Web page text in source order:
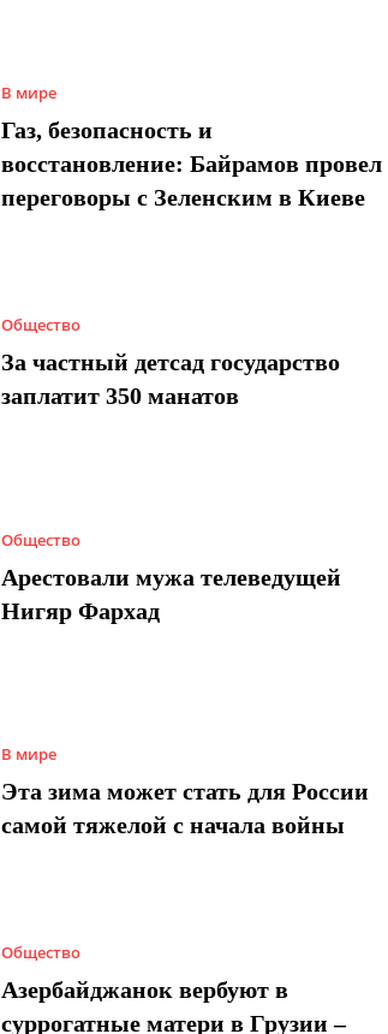
В мире
Газ, безопасность и
восстановление: Байрамов провел
переговоры с Зеленским в Киеве
Общество
За частный детсад государство
заплатит 350 манатов
Общество
Арестовали мужа телеведущей
Нигяр Фархад
В мире
Эта зима может стать для России
самой тяжелой с начала войны
Общество
Азербайджанок вербуют в
суррогатные матери в Грузии –